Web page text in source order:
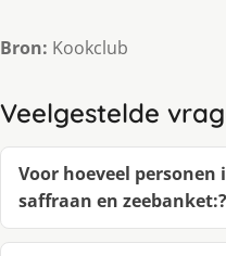
Bron: Kookclub
Veelgestelde
Voor hoeveel personen
saffraan en zeebanket:?